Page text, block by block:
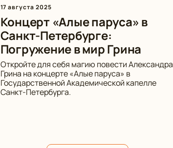
17 августа 2025
Концерт «Алые паруса» в
Санкт-Петербурге:
Погружение в мир Грина
Откройте для себя магию повести Александра
Грина на концерте «Алые паруса» в
Государственной Академической капелле
Санкт-Петербурга.